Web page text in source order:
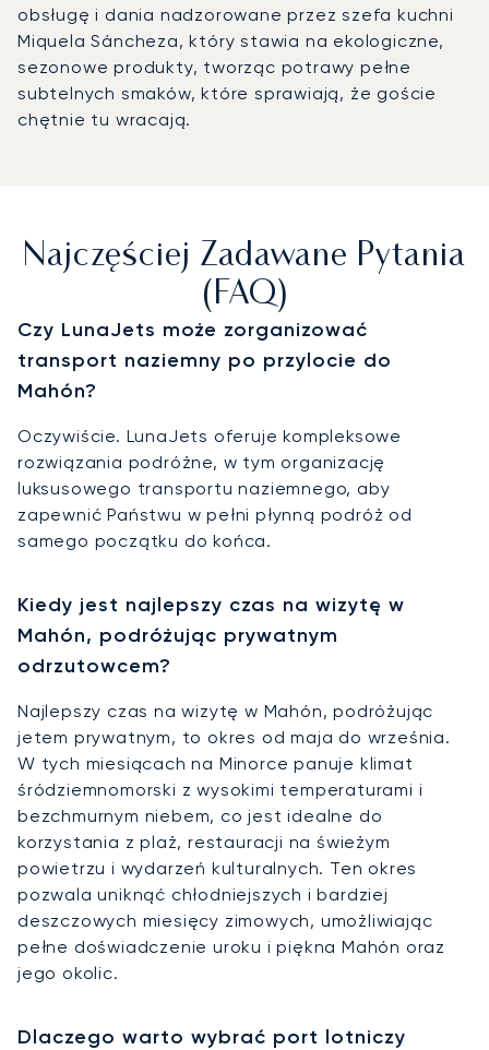
obsługę i dania nadzorowane przez szefa kuchni
Miquela Sáncheza, który stawia na ekologiczne,
sezonowe produkty, tworząc potrawy pełne
subtelnych smaków, które sprawiają, że goście
chętnie tu wracają.
Najczęściej Zadawane Pytania
(FAQ)
Czy LunaJets może zorganizować
transport naziemny po przylocie do
Mahón?
Oczywiście. LunaJets oferuje kompleksowe
rozwiązania podróżne, w tym organizację
luksusowego transportu naziemnego, aby
zapewnić Państwu w pełni płynną podróż od
samego początku do końca.
Kiedy jest najlepszy czas na wizytę w
Mahón, podróżując prywatnym
odrzutowcem?
Najlepszy czas na wizytę w Mahón, podróżując
jetem prywatnym, to okres od maja do września.
W tych miesiącach na Minorce panuje klimat
śródziemnomorski z wysokimi temperaturami i
bezchmurnym niebem, co jest idealne do
korzystania z plaż, restauracji na świeżym
powietrzu i wydarzeń kulturalnych. Ten okres
pozwala uniknąć chłodniejszych i bardziej
deszczowych miesięcy zimowych, umożliwiając
pełne doświadczenie uroku i piękna Mahón oraz
jego okolic.
Dlaczego warto wybrać port lotniczy